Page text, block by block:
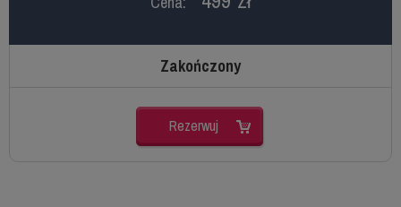
Zakończony
Rezerwuj